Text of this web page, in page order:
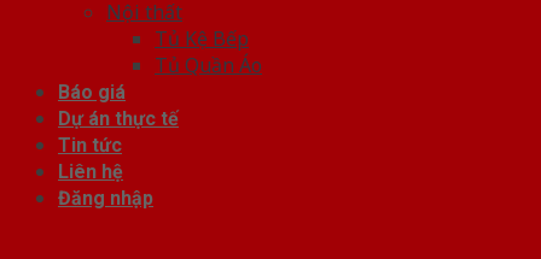
Nội thất
Tủ Kệ Bếp
Tủ Quần Áo
Báo giá
Dự án thực tế
Tin tức
Liên hệ
Đăng nhập